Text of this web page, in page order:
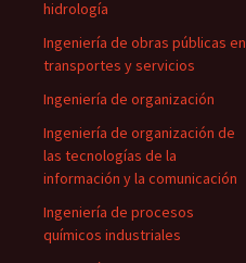
hidrología
Ingeniería de obras públicas en
transportes y servicios
Ingeniería de organización
Ingeniería de organización de
las tecnologías de la
información y la comunicación
Ingeniería de procesos
químicos industriales